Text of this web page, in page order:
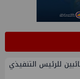
للرئيس التنفيذي